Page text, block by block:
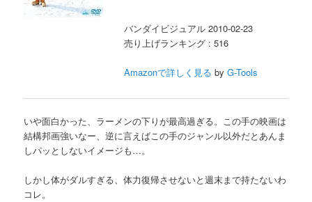
バンダイビジュアル 2010-02-23
売り上げランキング : 516
Amazonで詳しく見る byG-Tools
いや面白かった、ラーメンの下りが最高過ぎる。この手の映画は
結構邦画強いなー、逆に言えばこの手のジャンル以外だとあんま
しパッとしないイメージも…。
しかし体がダルすぎる、体力復帰させないと週末まで持たないわ
コレ。